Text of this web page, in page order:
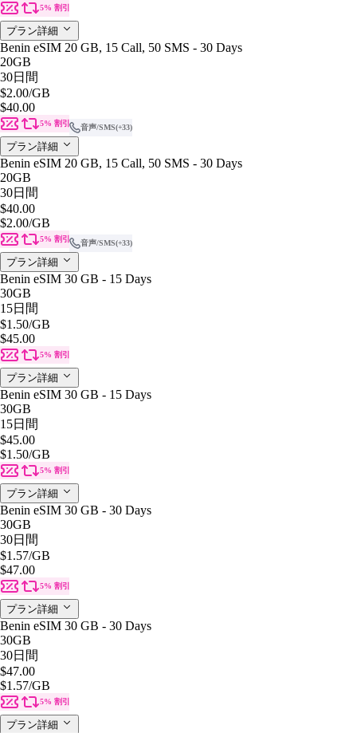
5% 割引
プラン詳細
Benin eSIM 20 GB, 15 Call, 50 SMS - 30 Days
20GB
30日間
$2.00/GB
$40.00
5% 割引 音声/SMS(+33)
プラン詳細
Benin eSIM 20 GB, 15 Call, 50 SMS - 30 Days
20GB
30日間
$40.00
$2.00/GB
5% 割引 音声/SMS(+33)
プラン詳細
Benin eSIM 30 GB - 15 Days
30GB
15日間
$1.50/GB
$45.00
5% 割引
プラン詳細
Benin eSIM 30 GB - 15 Days
30GB
15日間
$45.00
$1.50/GB
5% 割引
プラン詳細
Benin eSIM 30 GB - 30 Days
30GB
30日間
$1.57/GB
$47.00
5% 割引
プラン詳細
Benin eSIM 30 GB - 30 Days
30GB
30日間
$47.00
$1.57/GB
5% 割引
プラン詳細